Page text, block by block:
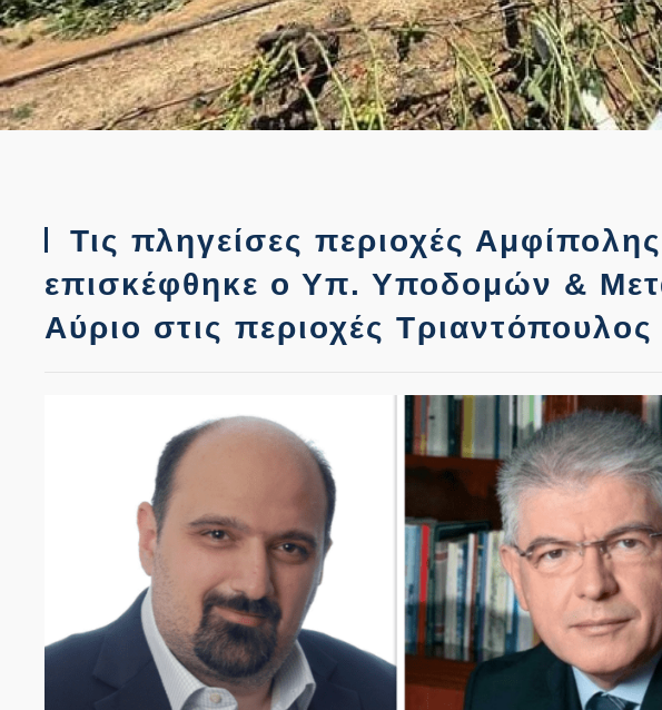
Τις πληγείσες περιοχές
επισκέφθηκε ο Υπ. Υποδομών &
Αύριο στις περιοχές Τριαντόπουλος